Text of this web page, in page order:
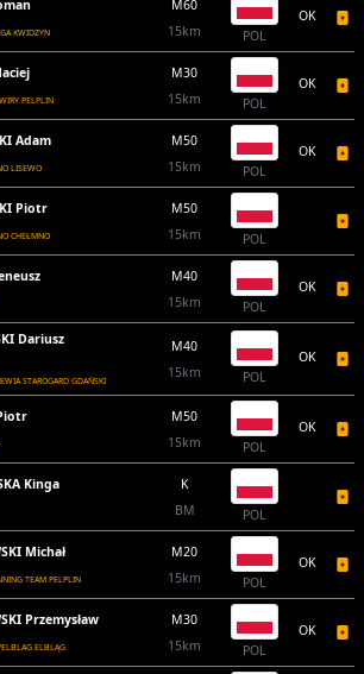
KWIDZYN
M60
15km
POL
OK
PELPLIN
M30
15km
POL
OK
Adam
LISEWO
M50
15km
POL
OK
Piotr
CHEŁMNO
M50
15km
POL
M40
15km
POL
OK
Dariusz
STAROGARD GDAŃSKI
M40
15km
POL
OK
M50
15km
POL
OK
Kinga
K
BM
POL
Michał
TEAM PELPLIN
M20
15km
POL
OK
Przemysław
ELBLĄG
M30
15km
POL
OK